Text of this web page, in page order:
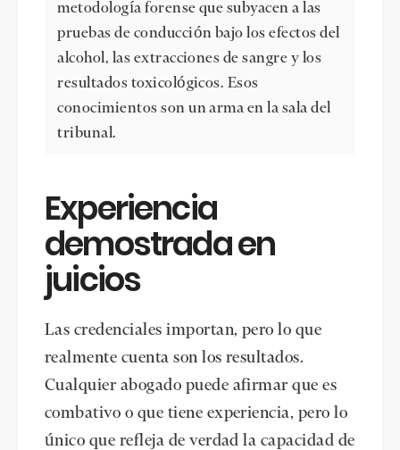
metodología forense que subyacen a las
pruebas de conducción bajo los efectos del
alcohol, las extracciones de sangre y los
resultados toxicológicos. Esos
conocimientos son un arma en la sala del
tribunal.
Experiencia
demostrada en
juicios
Las credenciales importan, pero lo que
realmente cuenta son los resultados.
Cualquier abogado puede afirmar que es
combativo o que tiene experiencia, pero lo
único que refleja de verdad la capacidad de